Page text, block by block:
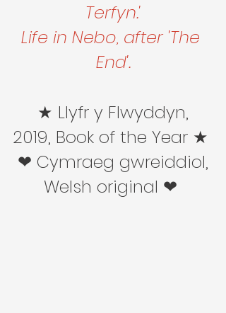
Terfyn.'
Life in Nebo, after 'The
End'.
2019, Book of the Year ★
Welsh original ❤